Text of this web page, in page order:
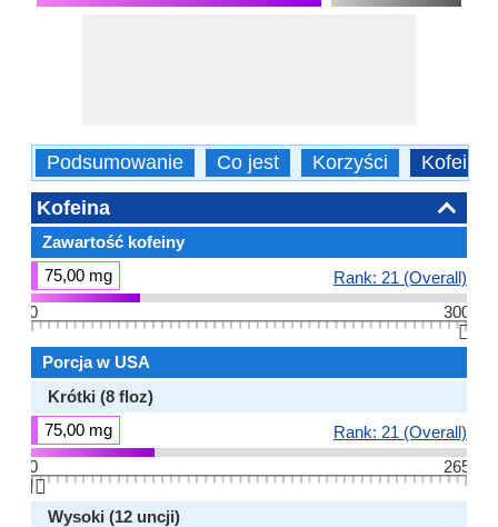
Podsumowanie Co jest Korzyści Kofeina
Kofeina
Zawartość kofeiny
75,00 mg
Rank: 21 (Overall)
0
300
👆🏻
Porcja w USA
Krótki (8 floz)
75,00 mg
Rank: 21 (Overall)
0
265
👆🏻
Wysoki (12 uncji)